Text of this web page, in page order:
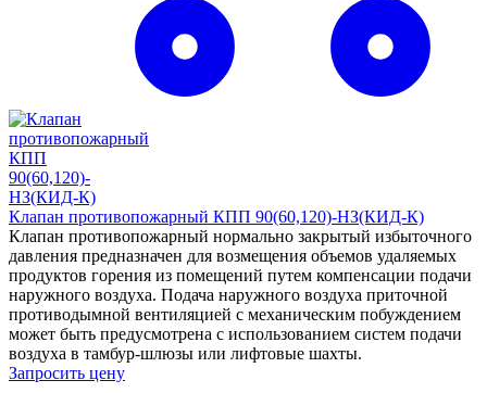
Клапан противопожарный КПП 90(60,120)-НЗ(КИД-К)
Клапан противопожарный нормально закрытый избыточного
давления предназначен для возмещения объемов удаляемых
продуктов горения из помещений путем компенсации подачи
наружного воздуха. Подача наружного воздуха приточной
противодымной вентиляцией с механическим побуждением
может быть предусмотрена с использованием систем подачи
воздуха в тамбур-шлюзы или лифтовые шахты.
Запросить цену